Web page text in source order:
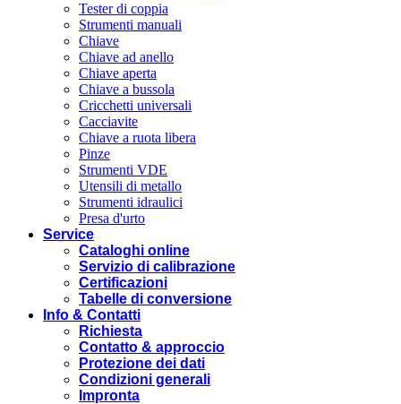
Tester di coppia
Strumenti manuali
Chiave
Chiave ad anello
Chiave aperta
Chiave a bussola
Cricchetti universali
Cacciavite
Chiave a ruota libera
Pinze
Strumenti VDE
Utensili di metallo
Strumenti idraulici
Presa d'urto
Service
Cataloghi online
Servizio di calibrazione
Certificazioni
Tabelle di conversione
Info & Contatti
Richiesta
Contatto & approccio
Protezione dei dati
Condizioni generali
Impronta